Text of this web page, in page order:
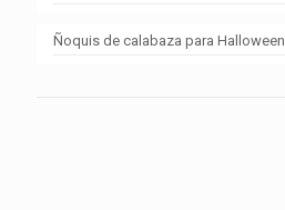
Ñoquis de calabaza para Halloween